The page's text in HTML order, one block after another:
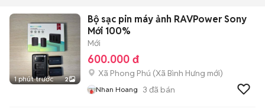
1 phút trước 2
Bộ sạc pin máy ảnh RAVPower Sony
Mới 100%
Mới
600.000 đ
Xã Phong Phú (Xã Bình Hưng mới)
Nhan Hoang 3 đã bán